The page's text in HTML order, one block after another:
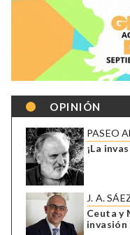
OPINIÓN
PASEO
¡La
J. A.
Ceuta y